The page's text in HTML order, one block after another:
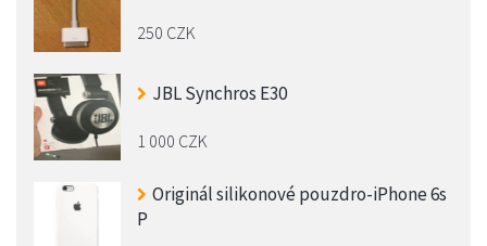
250 CZK
JBL Synchros E30
1 000 CZK
Originál silikonové pouzdro-iPhone 6s
P